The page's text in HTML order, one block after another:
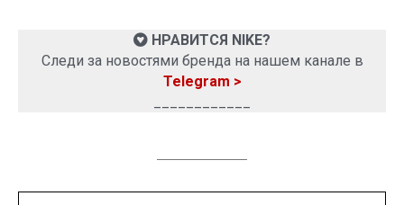
НРАВИТСЯ NIKE?
Следи за новостями бренда на нашем канале в
Telegram >